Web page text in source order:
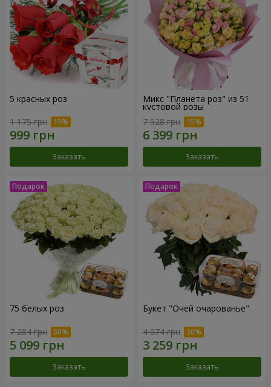
5 красных роз
1 175 грн
Заказать
Микс "Планета роз" из 51
кустовой розы
7 528 грн
Заказать
75 белых роз
7 284 грн
Заказать
Букет "Очей очарованье"
4 074 грн
Заказать